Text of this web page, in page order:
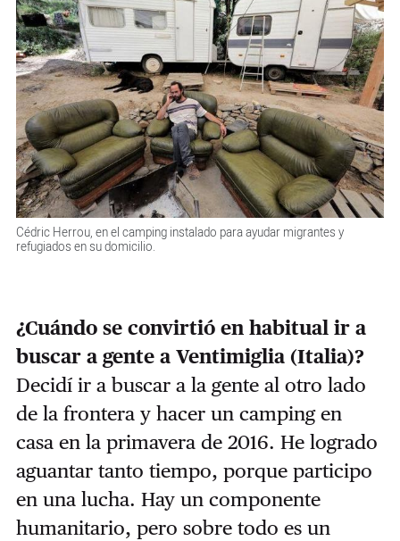
Cédric Herrou, en el camping instalado para ayudar migrantes y
refugiados en su domicilio.
¿Cuándo se convirtió en habitual ir a
buscar a gente a Ventimiglia (Italia)?
Decidí ir a buscar a la gente al otro lado
de la frontera y hacer un camping en
casa en la primavera de 2016. He logrado
aguantar tanto tiempo, porque participo
en una lucha. Hay un componente
humanitario, pero sobre todo es un